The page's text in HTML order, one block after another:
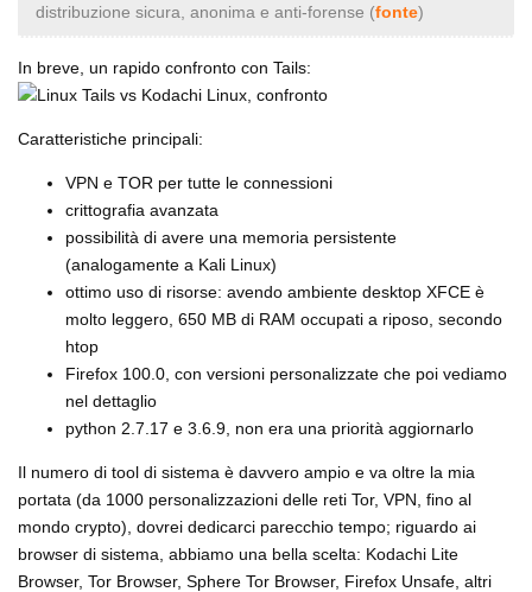
distribuzione sicura, anonima e anti-forense (fonte)
In breve, un rapido confronto con Tails:
Caratteristiche principali:
VPN e TOR per tutte le connessioni
crittografia avanzata
possibilità di avere una memoria persistente
(analogamente a Kali Linux)
ottimo uso di risorse: avendo ambiente desktop XFCE è
molto leggero, 650 MB di RAM occupati a riposo, secondo
htop
Firefox 100.0, con versioni personalizzate che poi vediamo
nel dettaglio
python 2.7.17 e 3.6.9, non era una priorità aggiornarlo
Il numero di tool di sistema è davvero ampio e va oltre la mia
portata (da 1000 personalizzazioni delle reti Tor, VPN, fino al
mondo crypto), dovrei dedicarci parecchio tempo; riguardo ai
browser di sistema, abbiamo una bella scelta: Kodachi Lite
Browser, Tor Browser, Sphere Tor Browser, Firefox Unsafe, altri